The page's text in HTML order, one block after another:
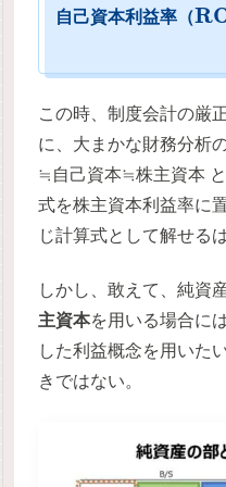
自己資本利益率 （R
この時、制度会計の厳
に、大まかな財務分析
≒自己資本≒株主資本
式を株主資本利益率に
じ計算式として解せる
しかし、敢えて、純資
主資本を用いる場合に
した利益概念を用いた
きではない。